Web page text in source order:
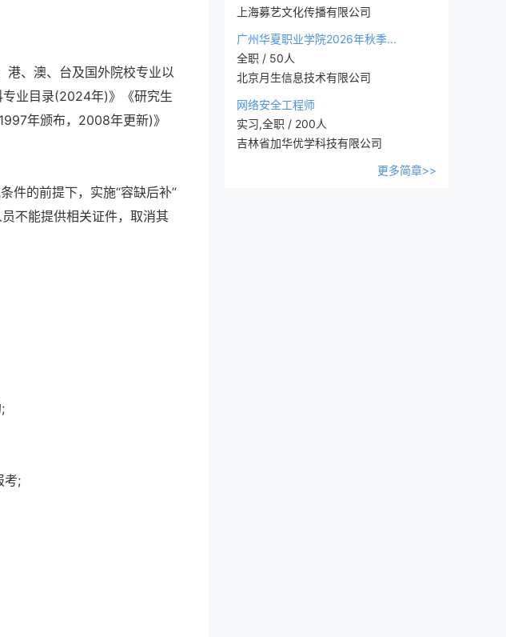
上海募艺文化传播有限公司
广州华夏职业学院2026年秋季...
全职 / 50人
北京月生信息技术有限公司
网络安全工程师
实习,全职 / 200人
吉林省加华优学科技有限公司
更多简章>>
港、澳、台及国外院校专业以
业目录(2024年)》《研究生
年颁布，2008年更新)》
件的前提下，实施“容缺后补”
不能提供相关证件，取消其
考;